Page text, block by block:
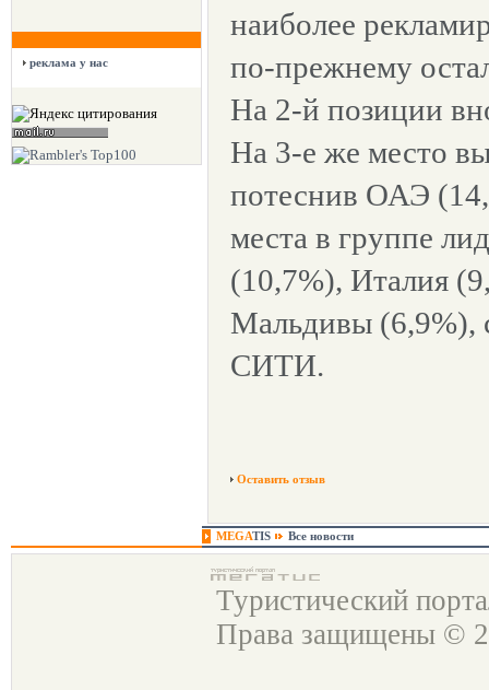
реклама у нас
наиболее
по-прежнему
На 2-й позиции
На 3-е же место
потеснив ОАЭ
места в группе
(10,7%), Италия
Мальдивы (6,9%),
СИТИ.
Оставить отзыв
MEGATIS Все новости
Туристический
Права защищены ©